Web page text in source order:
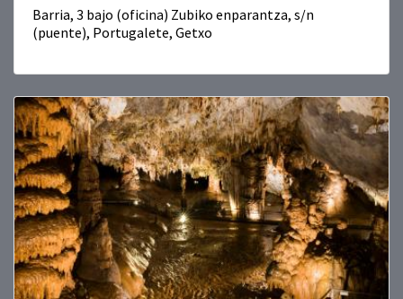
Barria, 3 bajo (oficina) Zubiko enparantza, s/n
(puente), Portugalete, Getxo